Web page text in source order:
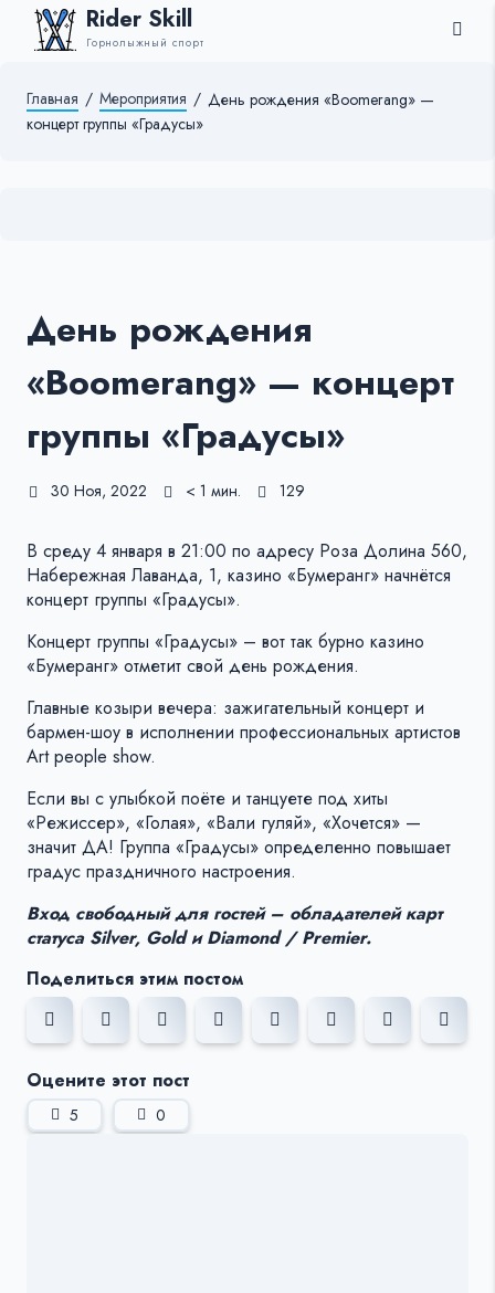
Rider Skill
Горнолыжный спорт
Главная / Мероприятия / День рождения «Boomerang» —
концерт группы «Градусы»
День рождения
«Boomerang» — концерт
группы «Градусы»
30 Ноя, 2022 < 1 мин. 129
В среду 4 января в 21:00 по адресу Роза Долина 560,
Набережная Лаванда, 1, казино «Бумеранг» начнётся
концерт группы «Градусы».
Концерт группы «Градусы» – вот так бурно казино
«Бумеранг» отметит свой день рождения.
Главные козыри вечера: зажигательный концерт и
бармен-шоу в исполнении профессиональных артистов
Art people show.
Если вы с улыбкой поёте и танцуете под хиты
«Режиссер», «Голая», «Вали гуляй», «Хочется» —
значит ДА! Группа «Градусы» определенно повышает
градус праздничного настроения.
Вход свободный для гостей – обладателей карт
статуса Silver, Gold и Diamond / Premier.
Поделиться этим постом
Оцените этот пост
5 0